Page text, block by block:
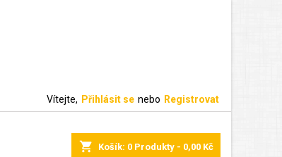
Vítejte, Přihlásit se nebo Registrovat
shopping_cart Košík: 0 Produkty - 0,00 Kč